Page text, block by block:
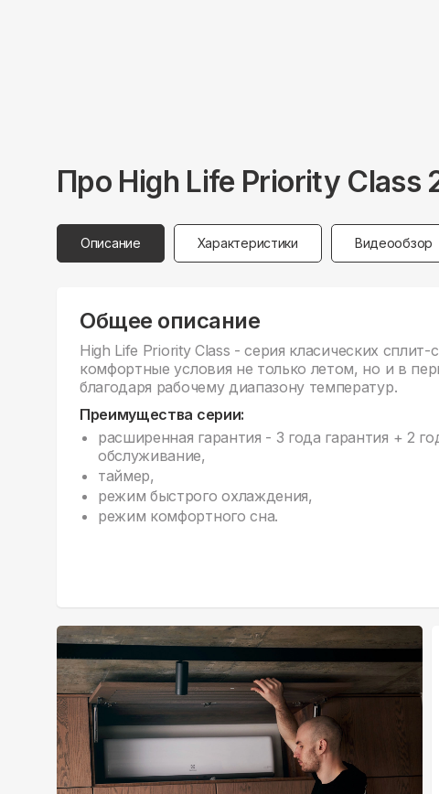
Про High Life Priority Class
Описание Характеристики Видеообзор
Общее описание
High Life Priority Class - серия класических сплит-
комфортные условия не только летом, но и в
благодаря рабочему диапазону температур.
Преимущества серии:
расширенная гарантия - 3 года гарантия + 2
обслуживание,
таймер,
режим быстрого охлаждения,
режим комфортного сна.